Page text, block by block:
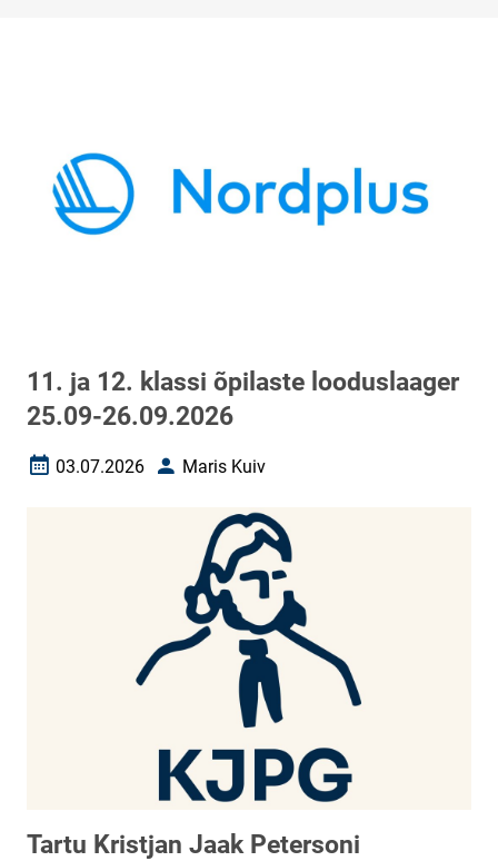
11. ja 12. klassi õpilaste looduslaager
25.09-26.09.2026
Loomise kuupäev
03.07.2026 AutorMaris Kuiv
Tartu Kristjan Jaak Petersoni